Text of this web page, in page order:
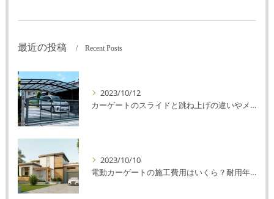
最近の投稿 Recent Posts
2023/10/12
カーゲートのスライドと跳ね上げの違いやメリットデメリットを解説！
2023/10/10
電動カーゲートの施工費用はいくら？耐用年数や注意点を解説！